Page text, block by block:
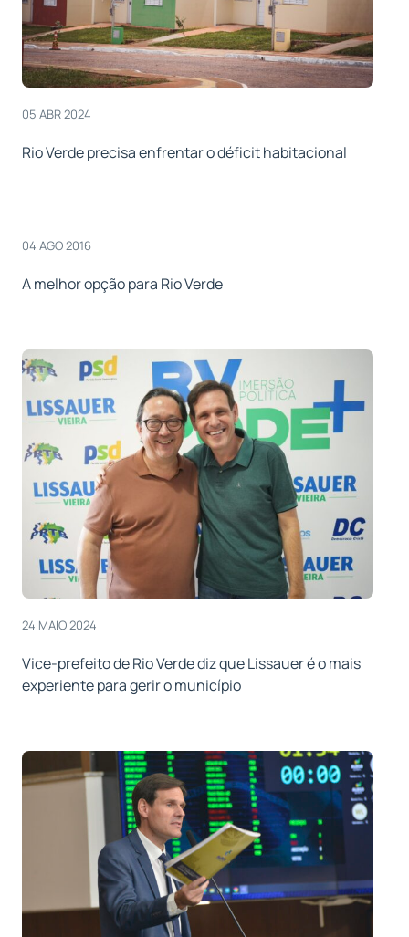
05 ABR 2024
Rio Verde precisa enfrentar o déficit habitacional
04 AGO 2016
A melhor opção para Rio Verde
24 MAIO 2024
Vice-prefeito de Rio Verde diz que Lissauer é o mais
experiente para gerir o município